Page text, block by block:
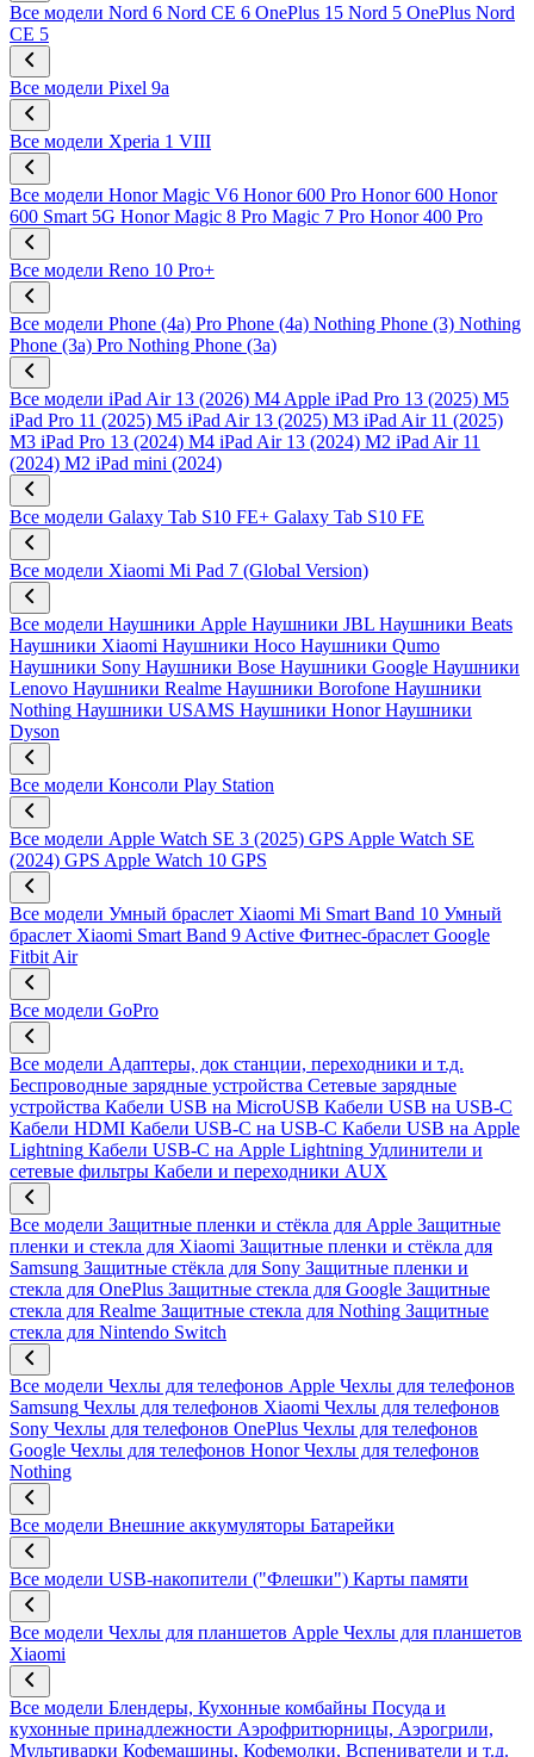
Все модели Nord 6 Nord CE 6 OnePlus 15 Nord 5 OnePlus Nord
CE 5
Все модели Pixel 9a
Все модели Xperia 1 VIII
Все модели Honor Magic V6 Honor 600 Pro Honor 600 Honor
600 Smart 5G Honor Magic 8 Pro Magic 7 Pro Honor 400 Pro
Все модели Reno 10 Pro+
Все модели Phone (4a) Pro Phone (4a) Nothing Phone (3) Nothing
Phone (3a) Pro Nothing Phone (3a)
Все модели iPad Air 13 (2026) M4 Apple iPad Pro 13 (2025) M5
iPad Pro 11 (2025) M5 iPad Air 13 (2025) M3 iPad Air 11 (2025)
M3 iPad Pro 13 (2024) M4 iPad Air 13 (2024) M2 iPad Air 11
(2024) M2 iPad mini (2024)
Все модели Galaxy Tab S10 FE+ Galaxy Tab S10 FE
Все модели Xiaomi Mi Pad 7 (Global Version)
Все модели Наушники Apple Наушники JBL Наушники Beats
Наушники Xiaomi Наушники Hoco Наушники Qumo
Наушники Sony Наушники Bose Наушники Google Наушники
Lenovo Наушники Realme Наушники Borofone Наушники
Nothing Наушники USAMS Наушники Honor Наушники
Dyson
Все модели Консоли Play Station
Все модели Apple Watch SE 3 (2025) GPS Apple Watch SE
(2024) GPS Apple Watch 10 GPS
Все модели Умный браслет Xiaomi Mi Smart Band 10 Умный
браслет Xiaomi Smart Band 9 Active Фитнес-браслет Google
Fitbit Air
Все модели GoPro
Все модели Адаптеры, док станции, переходники и т.д.
Беспроводные зарядные устройства Сетевые зарядные
устройства Кабели USB на MicroUSB Кабели USB на USB-C
Кабели HDMI Кабели USB-C на USB-C Кабели USB на Apple
Lightning Кабели USB-C на Apple Lightning Удлинители и
сетевые фильтры Кабели и переходники AUX
Все модели Защитные пленки и стёкла для Apple Защитные
пленки и стекла для Xiaomi Защитные пленки и стёкла для
Samsung Защитные стёкла для Sony Защитные пленки и
стекла для OnePlus Защитные стекла для Google Защитные
стекла для Realme Защитные стекла для Nothing Защитные
стекла для Nintendo Switch
Все модели Чехлы для телефонов Apple Чехлы для телефонов
Samsung Чехлы для телефонов Xiaomi Чехлы для телефонов
Sony Чехлы для телефонов OnePlus Чехлы для телефонов
Google Чехлы для телефонов Honor Чехлы для телефонов
Nothing
Все модели Внешние аккумуляторы Батарейки
Все модели USB-накопители ("Флешки") Карты памяти
Все модели Чехлы для планшетов Apple Чехлы для планшетов
Xiaomi
Все модели Блендеры, Кухонные комбайны Посуда и
кухонные принадлежности Аэрофритюрницы, Аэрогрили,
Мультиварки Кофемашины, Кофемолки, Вспениватели и т.д.